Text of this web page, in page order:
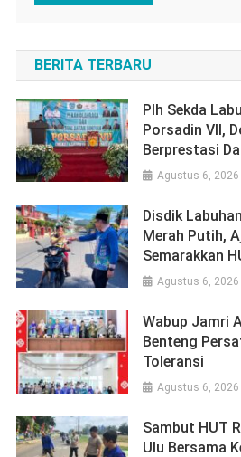
BERITA TERBARU
Plh Sekda
Porsadin VII,
Berprestasi
Agustus 6, 2026
Disdik
Merah Putih,
Semarakkan
Agustus 6, 2026
Wabup Jamri
Benteng
Toleransi
Agustus 6, 2026
Sambut HUT
Ulu Bersama